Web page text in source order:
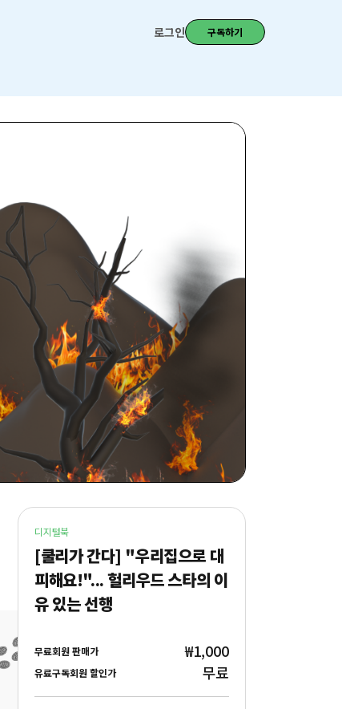
로그인 구독하기
디지털북
[쿨리가 간다] "우리집으로 대
피해요!"... 헐리우드 스타의 이
유 있는 선행
무료회원 판매가 ₩1,000
유료구독회원 할인가 무료